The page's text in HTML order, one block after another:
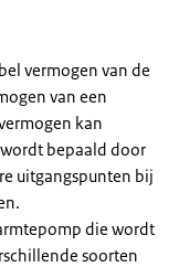
vermogen van de
van een
kan
bepaald door
uitgangspunten bij
die wordt
soorten